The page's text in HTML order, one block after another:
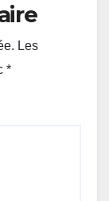
Les
*